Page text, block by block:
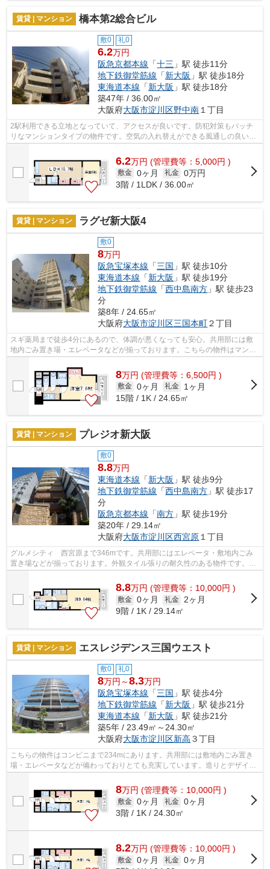
賃貸 | マンション 橋本第2総合ビル
敷0 礼0
6.2万円
阪急京都本線 「十三 」駅 徒歩11分
地下鉄御堂筋線 「新大阪 」駅 徒歩18分
東海道本線 「新大阪 」駅 徒歩18分
築47年 / 36.00㎡
大阪府大阪市淀川区野中南１丁目
2駅利用できる立地となっていて、アクセスが良いです。防犯対策もバッチ
リなマンションタイプの物件です。空気の入れ替えができる風通しの良い物
6.2万円 (管理費等：5,000円 )
敷金 0ヶ月 礼金 0万円
3階 / 1LDK / 36.00㎡
賃貸 | マンション ラグゼ新大阪4
敷0
8万円
阪急宝塚本線 「三国 」駅 徒歩10分
東海道本線 「新大阪 」駅 徒歩19分
地下鉄御堂筋線 「西中島南方 」駅 徒歩23
分
築8年 / 24.65㎡
大阪府大阪市淀川区三国本町２丁目
スギ薬局まで徒歩4分にあるので、体調が悪くなっても安心。共用部には敷
地内ごみ置き場・エレベータなどが揃っております。こちらの物件はマンシ
8万円 (管理費等：6,500円 )
敷金 0ヶ月 礼金
1ヶ月
15階 / 1K / 24.65㎡
賃貸 | マンション プレジオ新大阪
敷0
8.8万円
東海道本線 「新大阪 」駅 徒歩9分
地下鉄御堂筋線 「西中島南方 」駅 徒歩17
分
阪急京都本線 「南方 」駅 徒歩19分
築20年 / 29.14㎡
大阪府大阪市淀川区西宮原 １丁目
グルメシティ 西宮原まで346mです。共用部にはエレベータ・敷地内ごみ
置き場などが揃っております。外観タイル張りの耐久性のある物件です。通
風良好な物件はいつでも気持ちの良い空...
8.8万円 (管理費等：10,000円 )
敷金 0ヶ月 礼金 2ヶ月
9階 / 1K / 29.14㎡
賃貸 | マンション エスレジデンス三国ウエスト
敷0 礼0
8万円～8.3万円
阪急宝塚本線 「三国 」駅 徒歩4分
地下鉄御堂筋線 「新大阪 」駅 徒歩21分
東海道本線 「新大阪 」駅 徒歩21分
築5年 / 23.49㎡～24.30㎡
大阪府大阪市淀川区新高 ３丁目
こちらの物件はコンビニまで234mにあります。共用部には敷地内ごみ置き
場・エレベータなどが備わっておりとても充実しています。造りとデザイン
に関して、自信をもって情報を提供でき...
8万円 (管理費等：10,000円 )
敷金 0ヶ月 礼金 0ヶ月
3階 / 1K / 24.30㎡
8.2万円 (管理費等：10,000円 )
敷金 0ヶ月 礼金 0ヶ月